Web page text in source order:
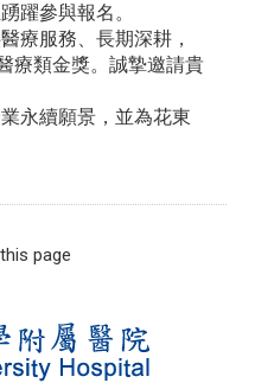
躍參與報名。
療服務、長期深耕，
療類金獎。誠摯邀請貴
續願景，並為花東
page